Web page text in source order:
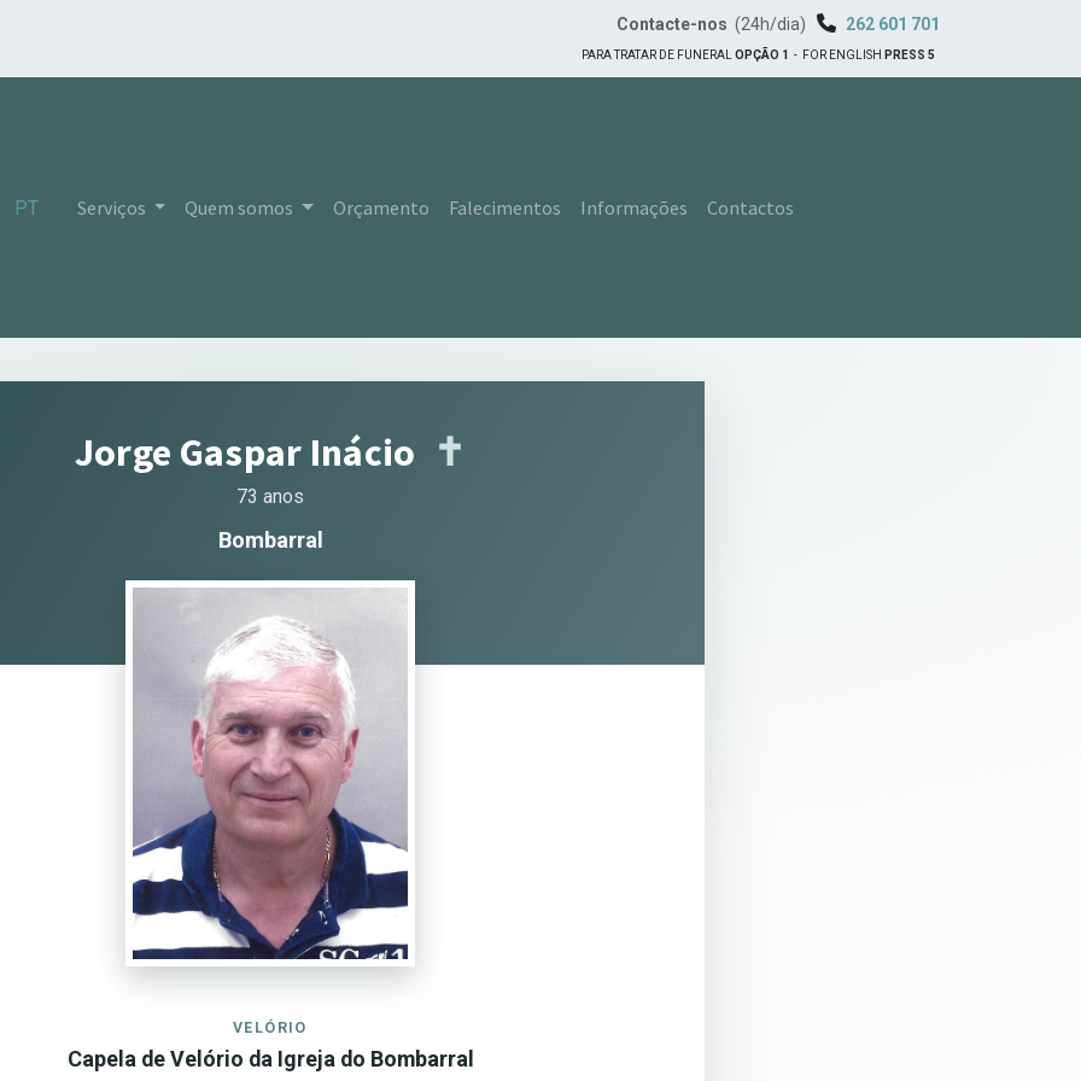
Contacte-nos (24h/dia) 262 601 701
PARA TRATAR DE FUNERAL OPÇÃO 1 - FOR ENGLISH PRESS 5
PT Serviços Quem somos Orçamento Falecimentos Informações Contactos
Jorge Gaspar Inácio ✝︎
73 anos
Bombarral
VELÓRIO
Capela de Velório da Igreja do Bombarral